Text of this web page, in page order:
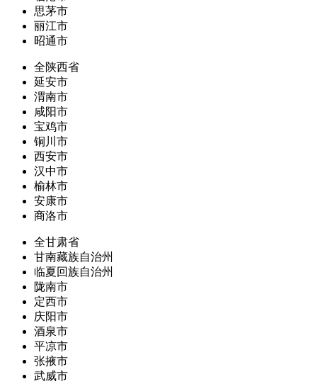
思茅市
丽江市
昭通市
全陕西省
延安市
渭南市
咸阳市
宝鸡市
铜川市
西安市
汉中市
榆林市
安康市
商洛市
全甘肃省
甘南藏族自治州
临夏回族自治州
陇南市
定西市
庆阳市
酒泉市
平凉市
张掖市
武威市